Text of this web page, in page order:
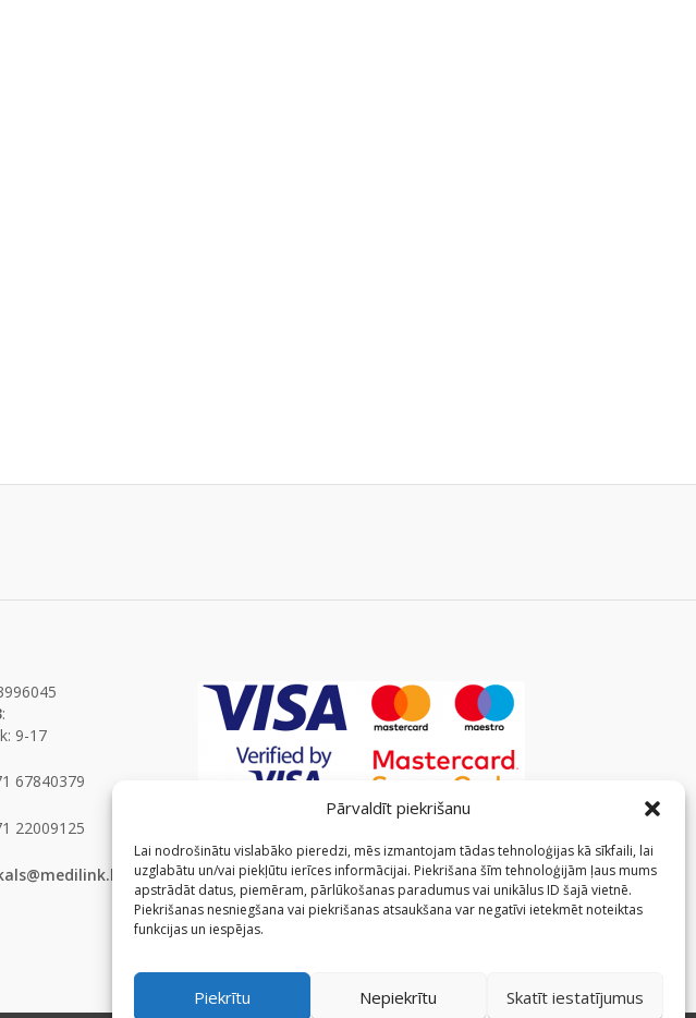
Pārvaldīt piekrišanu
Lai nodrošinātu vislabāko pieredzi, mēs izmantojam tādas tehnoloģijas kā sīkfaili, lai
uzglabātu un/vai piekļūtu ierīces informācijai. Piekrišana šīm tehnoloģijām ļaus mums
apstrādāt datus, piemēram, pārlūkošanas paradumus vai unikālus ID šajā vietnē.
Piekrišanas nesniegšana vai piekrišanas atsaukšana var negatīvi ietekmēt noteiktas
funkcijas un iespējas.
Piekrītu Nepiekrītu Skatīt iestatījumus
:
9-17
67840379
22009125